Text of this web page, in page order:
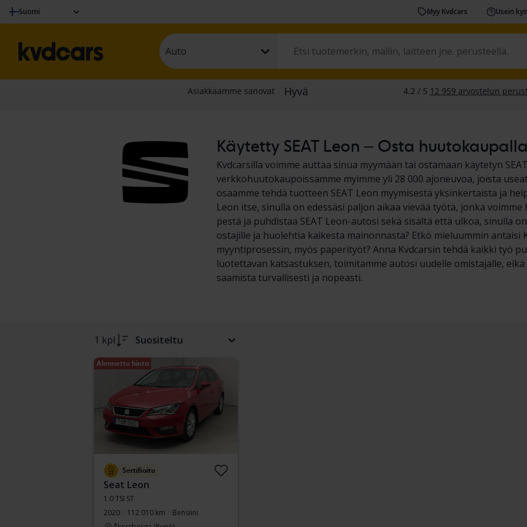
Suomi Myy Kvdcars Usein
Auto
Käytetty SEAT Leon – Osta
Kvdcarsilla voimme auttaa sinua myymään tai ostamaan käytetyn
verkkohuutokaupoissamme myimme yli 28 000 ajoneuvoa, joista
osaamme tehdä tuotteen SEAT Leon myymisestä yksinkertaista ja
Leon itse, sinulla on edessäsi paljon aikaa vievää työtä, jonka
pestä ja puhdistaa SEAT Leon-autosi sekä sisältä että ulkoa, sinulla
ostajille ja huolehtia kaikesta mainonnasta? Etkö mieluummin antaisi
myyntiprosessin, myös paperityöt? Anna Kvdcarsin tehdä kaikki työ
luotettavan katsastuksen, toimitamme autosi uudelle omistajalle,
saamista turvallisesti ja nopeasti.
1 kpl Suositeltu
Alennettu hinta
Sertifioitu
Seat Leon
1.0 TSI ST
2020
112 010 km
Bensiini